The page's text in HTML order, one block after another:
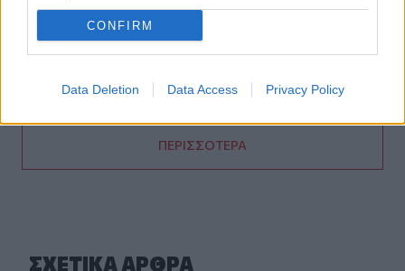
CONFIRM
Data Deletion Data Access Privacy Policy
υπογραφές για τα Συστήματα Αεροναυτιλίας
Αναφορές για νεκρούς
ΠΕΡΙΣΣΟΤΕΡΑ
ΣΧΕΤΙΚA AΡΘΡΑ